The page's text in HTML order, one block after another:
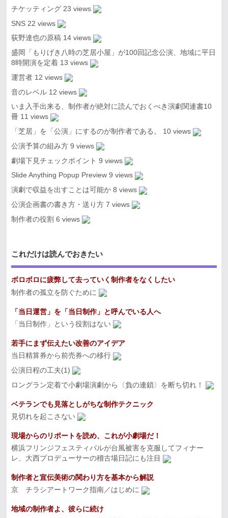
チケッティング 23 views
SNS 22 views
荻野達也の原稿 14 views
盛岡「もりげき八時の芝居小屋」が100回記念公演、地域に平日
8時開演を定着 13 views
運営者 12 views
音のレベル 12 views
いま入手出来る、制作者が絶対に読んでおくべき演劇関連書10
冊 11 views
「芝居」を「公演」にするのが制作者である。
10 views
公演予算の組み方 9 views
劇場下見チェックポイント 9 views
Slide Anything Popup Preview 9 views
演劇で収益を出すことは可能か 8 views
公演企画書の書き方・送り方 7 views
制作者の役割 6 views
これだけは読んでおきたい
ボロボロに疲弊して去っていく制作者をなくしたい
制作者の孤立を防ぐために
「当日運営」を「当日制作」と呼んでいる人へ
「当日制作」という役割はない
若手にまず伝えたい改善のアイデア
当日精算券から前売券への移行
公演日程の工夫(1)
ロングラン定着で小劇場演劇から〈負の連鎖〉を断ち切れ！
ベテランでも見落としがちな制作テクニック
見切れを起こさない
現場からのリポートを読め、これが小劇場だ！
横浜フリンジフェスティバルが台風被害を克服してフィナー
レ、大西プロデューサーの稽古場日記にも注目
制作者と宣伝美術の関わり方を基本から解説
京 チラシアートワーク指南／はじめに
地域の制作者よ、彼らに続け